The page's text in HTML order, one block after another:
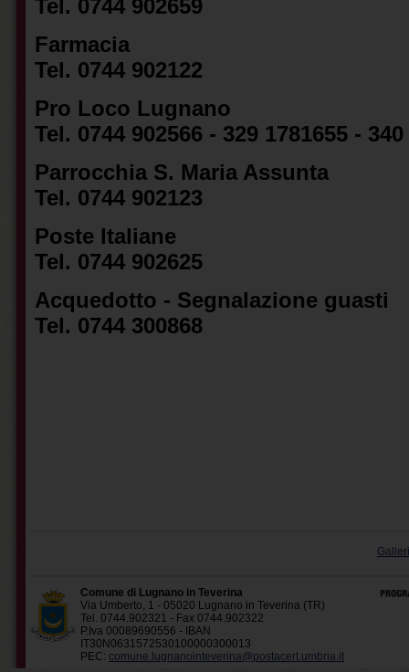
Tel. 0744 902659
Farmacia
Tel. 0744 902122
Pro Loco Lugnano
Tel. 0744 902566 - 329 1781655 -
Parrocchia S. Maria Assunta
Tel. 0744 902123
Poste Italiane
Tel. 0744 902625
Acquedotto - Segnalazione guasti
Tel. 0744 300868
Comune di Lugnano in Teverina
Via Umberto, 1 - 05020 Lugnano in Teverina (TR)
Tel. 0744.902321 - Fax 0744.902322
P.Iva 00089690556 - IBAN
IT30N0631572530100000300013
PEC: comune.lugnanointeverina@postacert.umbria.it